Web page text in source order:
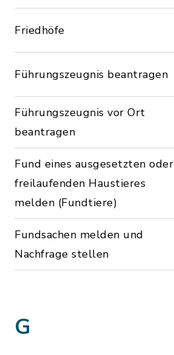
Friedhöfe
Führungszeugnis beantragen
Führungszeugnis vor Ort
beantragen
Fund eines ausgesetzten oder
freilaufenden Haustieres
melden (Fundtiere)
Fundsachen melden und
Nachfrage stellen
G